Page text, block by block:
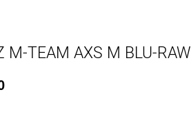
M-TEAM AXS M BLU-RAW